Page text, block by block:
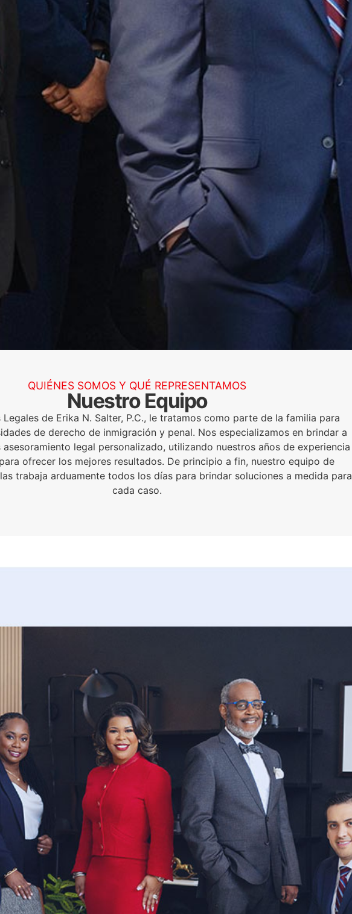
QUIÉNES SOMOS Y QUÉ REPRESENTAMOS
Nuestro Equipo
Legales de Erika N. Salter, P.C., le tratamos como parte de la familia para
de derecho de inmigración y penal. Nos especializamos en brindar a
asesoramiento legal personalizado, utilizando nuestros años de experiencia
ofrecer los mejores resultados. De principio a fin, nuestro equipo de
trabaja arduamente todos los días para brindar soluciones a medida para
cada caso.